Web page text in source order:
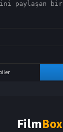
FilmBox